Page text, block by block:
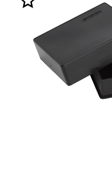
slutten
bildegalleri